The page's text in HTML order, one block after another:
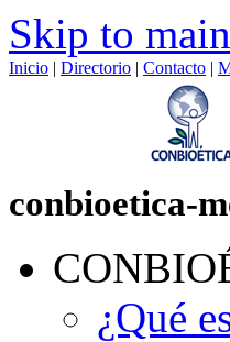
Skip to main
Inicio | Directorio | Contacto |
conbioetica-
¿Qué